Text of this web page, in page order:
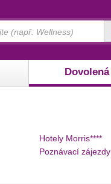
Dovolená
Hotely Morris****
Poznávací zájezdy